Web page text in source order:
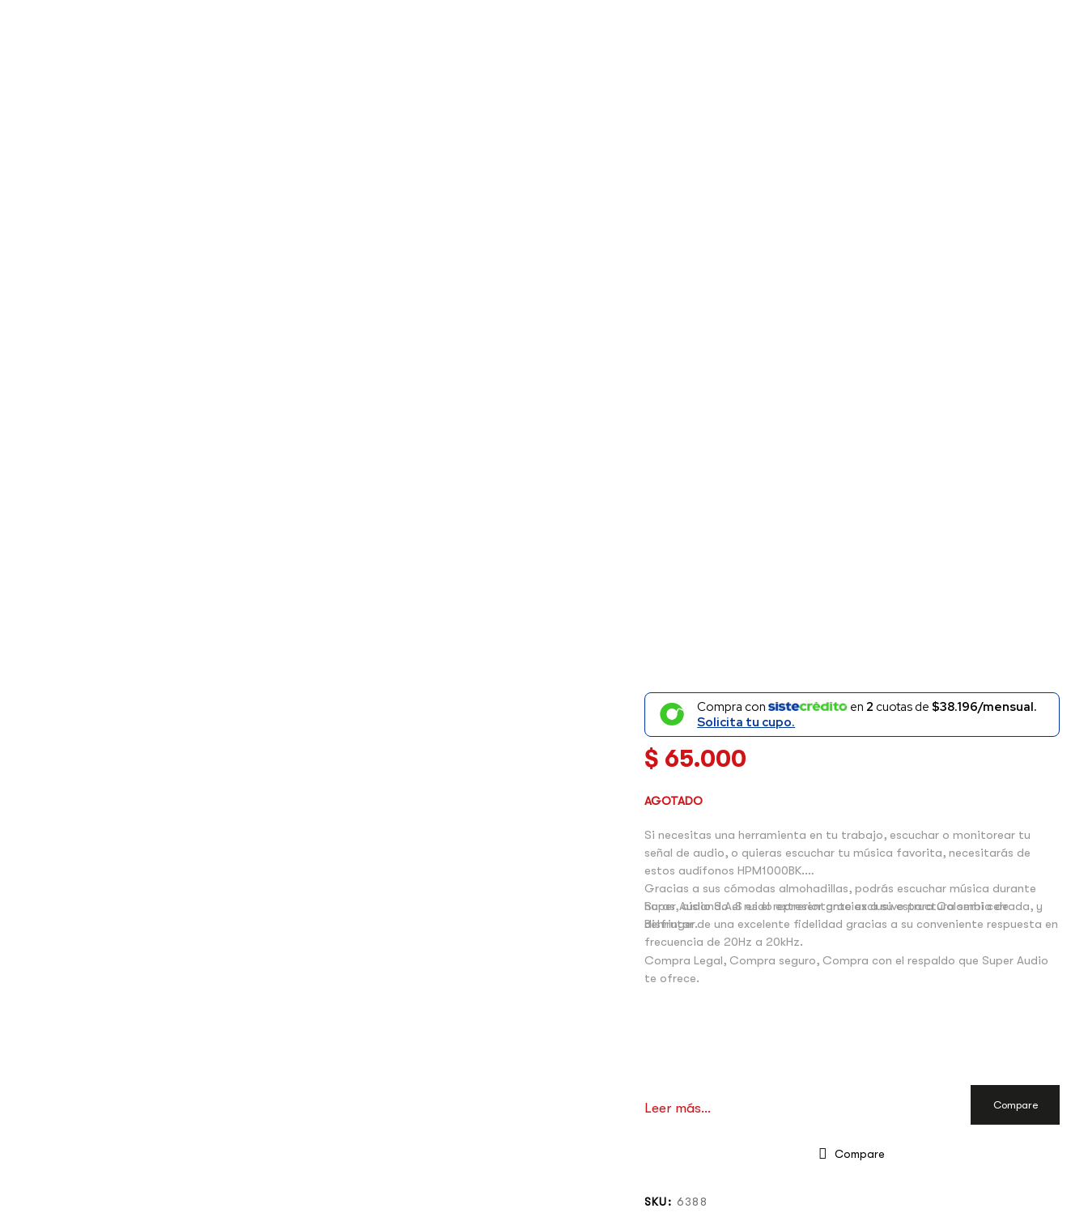
Compra con en 2 cuotas de $38.196/mensual.
Solicita tu cupo.
$65.000
AGOTADO
Si necesitas una herramienta en tu trabajo, escuchar o monitorear tu
señal de audio, o quieras escuchar tu música favorita, necesitarás de
estos audífonos HPM1000BK.
Gracias a sus cómodas almohadillas, podrás escuchar música durante
horas, aislando el ruido extrerior gracias a su estructura semi cerrada, y
disfrutar de una excelente fidelidad gracias a su conveniente respuesta en
frecuencia de 20Hz a 20kHz.
Super Audio S.A.S es el representante exclusivo para Colombia de
Behringer.
Compra Legal, Compra seguro, Compra con el respaldo que Super Audio
te ofrece.
Leer más... Compare
Compare
SKU: 6388